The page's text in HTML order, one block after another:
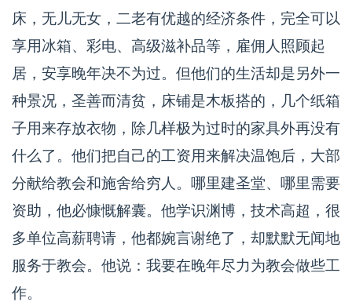
床，无儿无女，二老有优越的经济条件，完全可以
享用冰箱、彩电、高级滋补品等，雇佣人照顾起
居，安享晚年决不为过。但他们的生活却是另外一
种景况，圣善而清贫，床铺是木板搭的，几个纸箱
子用来存放衣物，除几样极为过时的家具外再没有
什么了。他们把自己的工资用来解决温饱后，大部
分献给教会和施舍给穷人。哪里建圣堂、哪里需要
资助，他必慷慨解囊。他学识渊博，技术高超，很
多单位高薪聘请，他都婉言谢绝了，却默默无闻地
服务于教会。他说：我要在晚年尽力为教会做些工
作。